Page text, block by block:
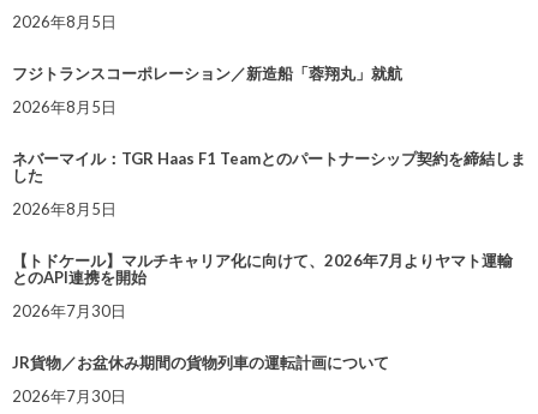
2026年8月5日
フジトランスコーポレーション／新造船「蓉翔丸」就航
2026年8月5日
ネバーマイル：TGR Haas F1 Teamとのパートナーシップ契約を締結しま
した
2026年8月5日
【トドケール】マルチキャリア化に向けて、2026年7月よりヤマト運輸
とのAPI連携を開始
2026年7月30日
JR貨物／お盆休み期間の貨物列車の運転計画について
2026年7月30日